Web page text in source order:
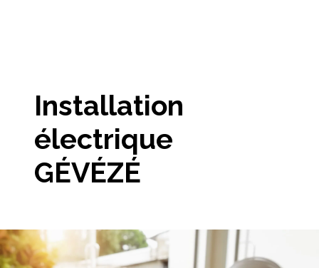
Installation
électrique
GÉVÉZÉ